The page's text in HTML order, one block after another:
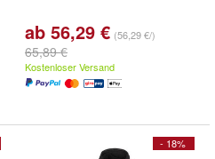
ab 56,29 € (56,29 €/)
65,89 €
Kostenloser Versand
- 18%